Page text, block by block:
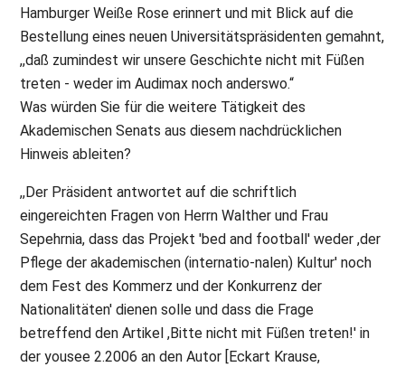
Hamburger Weiße Rose erinnert und mit Blick auf die
Bestellung eines neuen Universitätspräsidenten gemahnt,
,,daß zumindest wir unsere Geschichte nicht mit Füßen
treten - weder im Audimax noch anderswo.“
Was würden Sie für die weitere Tätigkeit des
Akademischen Senats aus diesem nachdrücklichen
Hinweis ableiten?
,,Der Präsident antwortet auf die schriftlich
eingereichten Fragen von Herrn Walther und Frau
Sepehrnia, dass das Projekt 'bed and football' weder ,der
Pflege der akademischen (internatio-nalen) Kultur' noch
dem Fest des Kommerz und der Konkurrenz der
Nationalitäten' dienen solle und dass die Frage
betreffend den Artikel ,Bitte nicht mit Füßen treten!' in
der yousee 2.2006 an den Autor [Eckart Krause,